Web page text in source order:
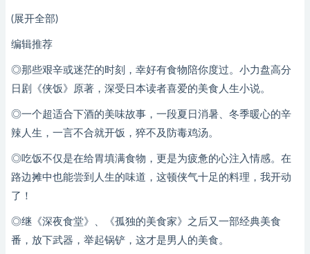
(展开全部)
编辑推荐
◎那些艰辛或迷茫的时刻，幸好有食物陪你度过。小力盘高分
日剧《侠饭》原著，深受日本读者喜爱的美食人生小说。
◎一个超适合下酒的美味故事，一段夏日消暑、冬季暖心的辛
辣人生，一言不合就开饭，猝不及防毒鸡汤。
◎吃饭不仅是在给胃填满食物，更是为疲惫的心注入情感。在
路边摊中也能尝到人生的味道，这顿侠气十足的料理，我开动
了！
◎继《深夜食堂》、《孤独的美食家》之后又一部经典美食
番，放下武器，举起锅铲，这才是男人的美食。